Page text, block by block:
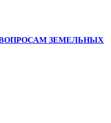
ЗЕМЕЛЬНЫХ